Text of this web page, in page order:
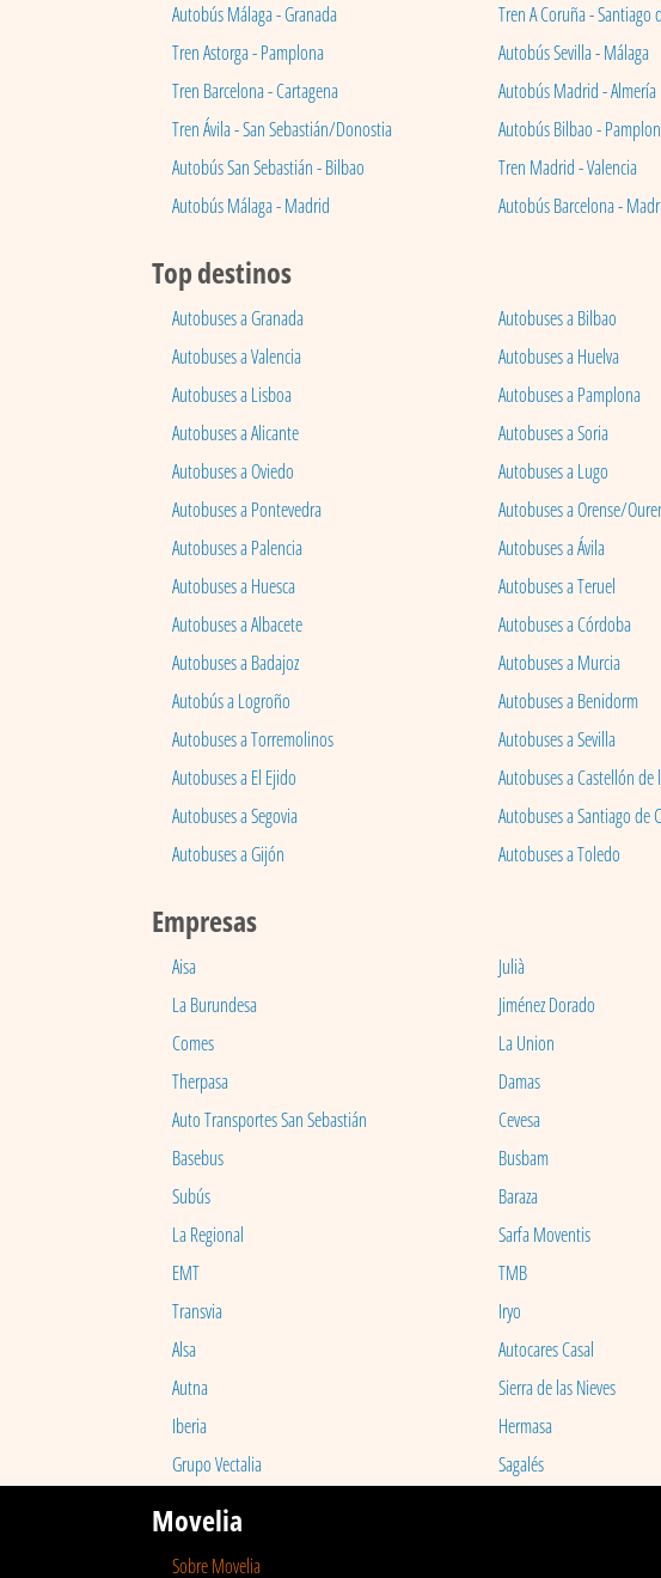
Autobús Málaga - Granada Tren A Coruña - Santiago
Tren Astorga - Pamplona
Autobús Sevilla - Málaga
Tren Barcelona - Cartagena
Autobús Madrid - Almería
Tren Ávila - San Sebastián/Donostia
Autobús Bilbao -
Autobús San Sebastián - Bilbao
Tren Madrid - Valencia
Autobús Málaga - Madrid
Autobús Barcelona -
Top destinos
Autobuses a Granada Autobuses a Bilbao
Autobuses a Valencia
Autobuses a Huelva
Autobuses a Lisboa
Autobuses a Pamplona
Autobuses a Alicante
Autobuses a Soria
Autobuses a Oviedo
Autobuses a Lugo
Autobuses a Pontevedra
Autobuses a Orense/
Autobuses a Palencia
Autobuses a Ávila
Autobuses a Huesca
Autobuses a Teruel
Autobuses a Albacete
Autobuses a Córdoba
Autobuses a Badajoz
Autobuses a Murcia
Autobús a Logroño
Autobuses a Benidorm
Autobuses a Torremolinos
Autobuses a Sevilla
Autobuses a El Ejido
Autobuses a Castellón de
Autobuses a Segovia
Autobuses a Santiago de
Autobuses a Gijón
Autobuses a Toledo
Empresas
Aisa Julià
La Burundesa
Jiménez Dorado
Comes
La Union
Therpasa
Damas
Auto Transportes San Sebastián
Cevesa
Basebus
Busbam
Subús
Baraza
La Regional
Sarfa Moventis
EMT
TMB
Transvia
Iryo
Alsa
Autocares Casal
Autna
Sierra de las Nieves
Iberia
Hermasa
Grupo Vectalia
Sagalés
Movelia
Sobre Movelia